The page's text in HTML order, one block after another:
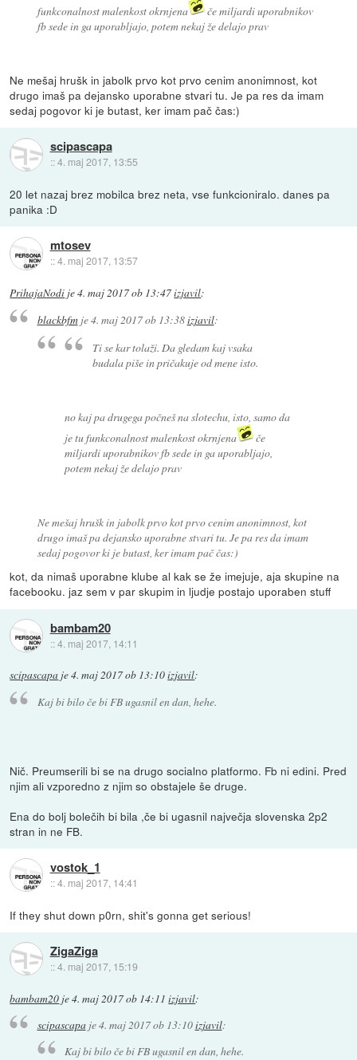
funkconalnost malenkost okrnjena
če miljardi uporabnikov
fb sede in ga uporabljajo, potem nekaj že delajo prav
Ne mešaj hrušk in jabolk prvo kot prvo cenim anonimnost, kot
drugo imaš pa dejansko uporabne stvari tu. Je pa res da imam
sedaj pogovor ki je butast, ker imam pač čas:)
scipascapa
::4. maj 2017, 13:55
20 let nazaj brez mobilca brez neta, vse funkcioniralo. danes pa
panika :D
mtosev
::4. maj 2017, 13:57
PrihajaNodi je4. maj 2017 ob 13:47izjavil:
blackbfmje4. maj 2017 ob 13:38izjavil:
Ti se kar tolaži. Da gledam kaj vsaka
budala piše in pričakuje od mene isto.
no kaj pa drugega počneš na slotechu, isto, samo da
je tu funkconalnost malenkost okrnjena
če
miljardi uporabnikov fb sede in ga uporabljajo,
potem nekaj že delajo prav
Ne mešaj hrušk in jabolk prvo kot prvo cenim anonimnost, kot
drugo imaš pa dejansko uporabne stvari tu. Je pa res da imam
sedaj pogovor ki je butast, ker imam pač čas:)
kot, da nimaš uporabne klube al kak se že imejuje, aja skupine na
facebooku. jaz sem v par skupim in ljudje postajo uporaben stuff
bambam20
::4. maj 2017, 14:11
scipascapa je4. maj 2017 ob 13:10izjavil:
Kaj bi bilo če bi FB ugasnil en dan, hehe.
Nič. Preumserili bi se na drugo socialno platformo. Fb ni edini. Pred
njim ali vzporedno z njim so obstajele še druge.
Ena do bolj bolečih bi bila ,če bi ugasnil največja slovenska 2p2
stran in ne FB.
vostok_1
::4. maj 2017, 14:41
If they shut down p0rn, shit's gonna get serious!
ZigaZiga
::4. maj 2017, 15:19
bambam20 je4. maj 2017 ob 14:11 izjavil:
scipascapaje4. maj 2017 ob 13:10izjavil:
Kaj bi bilo če bi FB ugasnil en dan, hehe.